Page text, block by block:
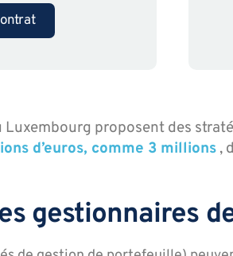
proposent des
d’euros, comme 3 millions ,
gestionnaires